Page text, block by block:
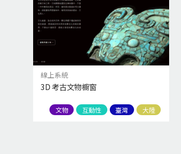
線上系統
3D 考古文物櫥窗
文物 互動性 臺灣 大陸